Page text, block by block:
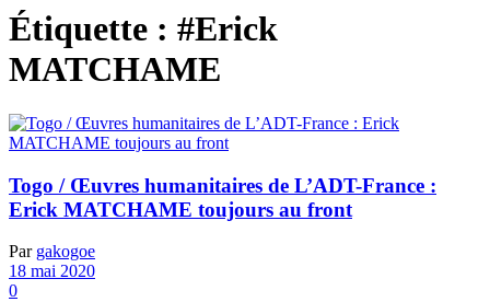
Étiquette : #Erick
MATCHAME
Togo / Œuvres humanitaires de L’ADT-France :
Erick MATCHAME toujours au front
Par gakogoe
18 mai 2020
0